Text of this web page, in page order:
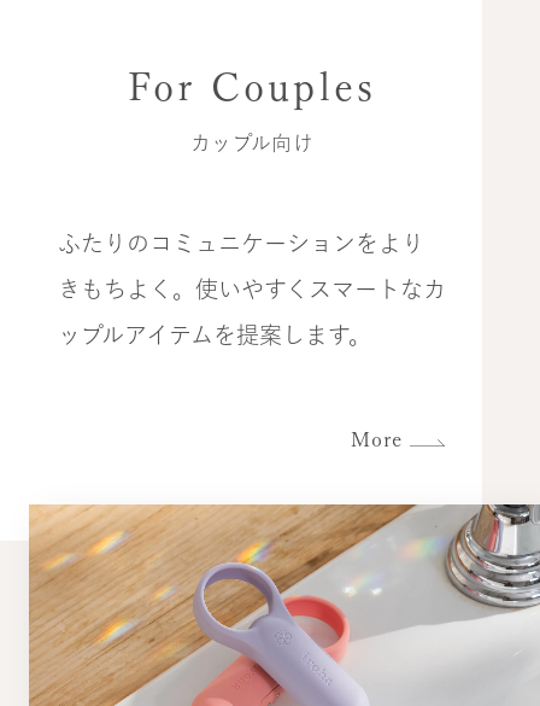
For Couples
カップル向け
ふたりのコミュニケーションをより
きもちよく。使いやすくスマートなカ
ップルアイテムを提案します。
More